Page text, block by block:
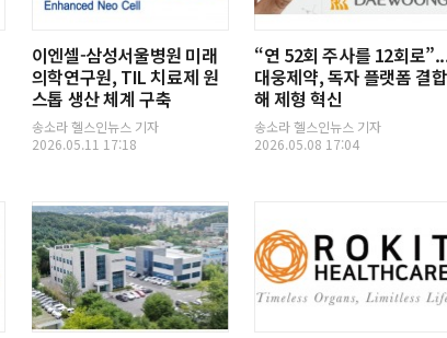
이엔셀-삼성서울병원 미래
의학연구원, TIL 치료제 원
스톱 생산 체계 구축
송소라 헬스인뉴스 기자
2026.05.11 17:18
“연 52회 주사를 12회로
대웅제약, 독자 플랫폼 결합
해 제형 혁신
송소라 헬스인뉴스 기자
2026.05.08 17:04